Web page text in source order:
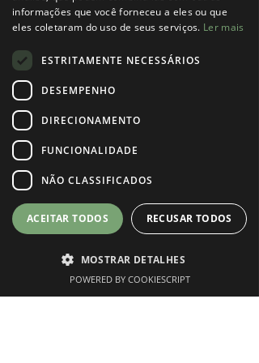
Perfil
Sobre
Online gaming leader The largest in Thailand
Another website that is supported by
mgwin88vip fun gaming websites. With many
with a team of over 100 people available
today.
Instagram Marcar Consulta
informações que você forneceu a eles ou que
eles coletaram do uso de seus serviços. Ler mais
ESTRITAMENTE NECESSÁRIOS
DESEMPENHO
DIRECIONAMENTO
FUNCIONALIDADE
NÃO CLASSIFICADOS
ACEITAR TODOS RECUSAR TODOS
MOSTRAR DETALHES
POWERED BY COOKIESCRIPT